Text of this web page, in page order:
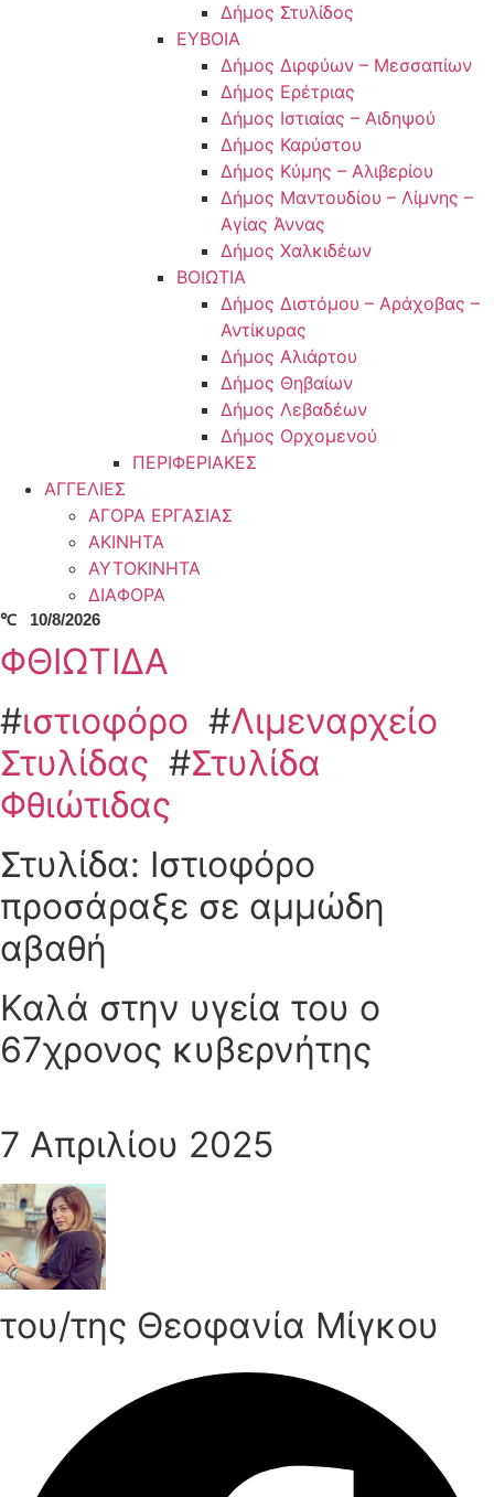
Δήμος Στυλίδος
ΕΥΒΟΙΑ
Δήμος Διρφύων – Μεσσαπίων
Δήμος Ερέτριας
Δήμος Ιστιαίας – Αιδηψού
Δήμος Καρύστου
Δήμος Κύμης – Αλιβερίου
Δήμος Μαντουδίου – Λίμνης –
Αγίας Άννας
Δήμος Χαλκιδέων
ΒΟΙΩΤΙΑ
Δήμος Διστόμου – Αράχοβας –
Αντίκυρας
Δήμος Αλιάρτου
Δήμος Θηβαίων
Δήμος Λεβαδέων
Δήμος Ορχομενού
ΠΕΡΙΦΕΡΙΑΚΕΣ
ΑΓΓΕΛΙΕΣ
ΑΓΟΡΑ ΕΡΓΑΣΙΑΣ
ΑΚΙΝΗΤΑ
ΑΥΤΟΚΙΝΗΤΑ
ΔΙΑΦΟΡΑ
℃ 10/8/2026
ΦΘΙΩΤΙΔΑ
#ιστιοφόρο #Λιμεναρχείο
Στυλίδας #Στυλίδα
Φθιώτιδας
Στυλίδα: Ιστιοφόρο
προσάραξε σε αμμώδη
αβαθή
Καλά στην υγεία του ο
67χρονος κυβερνήτης
7 Απριλίου 2025
του/της Θεοφανία Μίγκου